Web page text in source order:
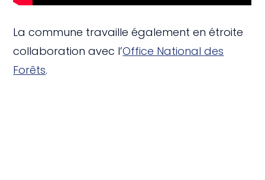
La commune travaille également en étroite
collaboration avec l’Office National des
Forêts.